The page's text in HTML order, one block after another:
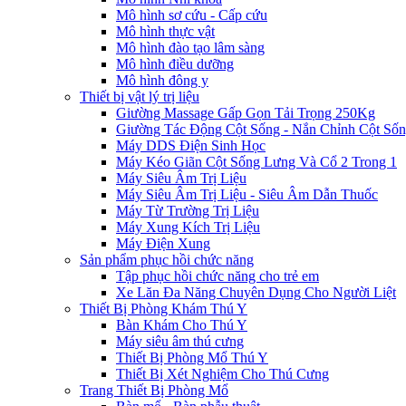
Mô hình sơ cứu - Cấp cứu
Mô hình thực vật
Mô hình đào tạo lâm sàng
Mô hình điều dưỡng
Mô hình đông y
Thiết bị vật lý trị liệu
Giường Massage Gấp Gọn Tải Trọng 250Kg
Giường Tác Động Cột Sống - Nắn Chỉnh Cột
Máy DDS Điện Sinh Học
Máy Kéo Giãn Cột Sống Lưng Và Cổ 2 Trong 1
Máy Siêu Âm Trị Liệu
Máy Siêu Âm Trị Liệu - Siêu Âm Dẫn Thuốc
Máy Từ Trường Trị Liệu
Máy Xung Kích Trị Liệu
Máy Điện Xung
Sản phẩm phục hồi chức năng
Tập phục hồi chức năng cho trẻ em
Xe Lăn Đa Năng Chuyên Dụng Cho Người Liệt
Thiết Bị Phòng Khám Thú Y
Bàn Khám Cho Thú Y
Máy siêu âm thú cưng
Thiết Bị Phòng Mổ Thú Y
Thiết Bị Xét Nghiệm Cho Thú Cưng
Trang Thiết Bị Phòng Mổ